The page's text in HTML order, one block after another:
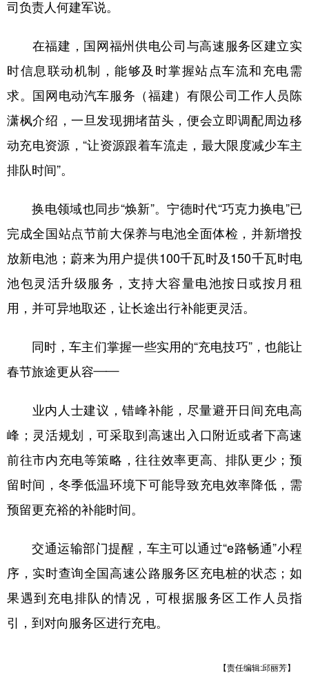
司负责人何建军说。
在福建，国网福州供电公司与高速服务区建立实
时信息联动机制，能够及时掌握站点车流和充电需
求。国网电动汽车服务（福建）有限公司工作人员陈
潇枫介绍，一旦发现拥堵苗头，便会立即调配周边移
动充电资源，“让资源跟着车流走，最大限度减少车主
排队时间”。
换电领域也同步“焕新”。宁德时代“巧克力换电”已
完成全国站点节前大保养与电池全面体检，并新增投
放新电池；蔚来为用户提供100千瓦时及150千瓦时电
池包灵活升级服务，支持大容量电池按日或按月租
用，并可异地取还，让长途出行补能更灵活。
同时，车主们掌握一些实用的“充电技巧”，也能让
春节旅途更从容——
业内人士建议，错峰补能，尽量避开日间充电高
峰；灵活规划，可采取到高速出入口附近或者下高速
前往市内充电等策略，往往效率更高、排队更少；预
留时间，冬季低温环境下可能导致充电效率降低，需
预留更充裕的补能时间。
交通运输部门提醒，车主可以通过“e路畅通”小程
序，实时查询全国高速公路服务区充电桩的状态；如
果遇到充电排队的情况，可根据服务区工作人员指
引，到对向服务区进行充电。
【责任编辑:邱丽芳】